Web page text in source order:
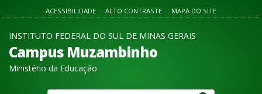
ACESSIBILIDADE ALTO CONTRASTE MAPA DO SITE
INSTITUTO FEDERAL DO SUL DE MINAS GERAIS
Campus Muzambinho
Ministério da Educação